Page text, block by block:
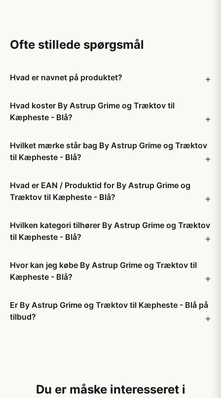
Ofte stillede spørgsmål
Hvad er navnet på produktet?
Hvad koster By Astrup Grime og Træktov til
Kæpheste - Blå?
Hvilket mærke står bag By Astrup Grime og Træktov
til Kæpheste - Blå?
Hvad er EAN / Produktid for By Astrup Grime og
Træktov til Kæpheste - Blå?
Hvilken kategori tilhører By Astrup Grime og Træktov
til Kæpheste - Blå?
Hvor kan jeg købe By Astrup Grime og Træktov til
Kæpheste - Blå?
Er By Astrup Grime og Træktov til Kæpheste - Blå på
tilbud?
Du er måske interesseret i